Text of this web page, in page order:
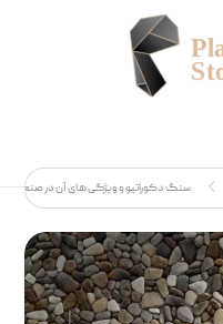
سنگ دکوراتیو و ویژگی های آن در صنعت